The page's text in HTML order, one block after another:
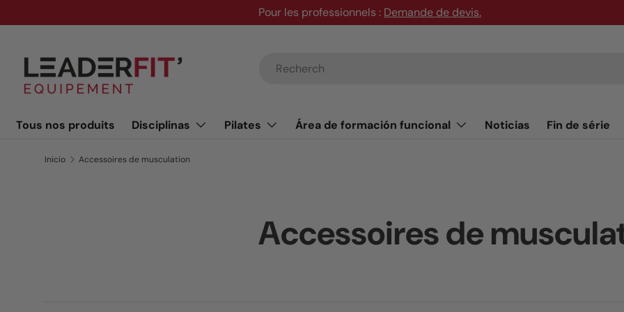
Ir al contenido
Pour les professionnels : Demande de devis.
Tous nos produits Disciplinas Pilates Área de formación funcional Noticias Fin de série
Inicio Accessoires de musculation
Accessoires de